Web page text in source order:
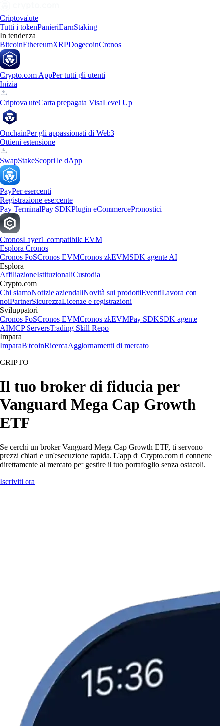
Criptovalute
Tutti i tokenPanieriEarnStaking
In tendenza
BitcoinEthereumXRPDogecoinCronos
Crypto.com AppPer tutti gli utenti
Inizia
CriptovaluteCarta prepagata VisaLevel Up
OnchainPer gli appassionati di Web3
Ottieni estensione
SwapStakeScopri le dApp
PayPer esercenti
Registrazione esercente
Pay TerminalPay SDKPlugin eCommercePronostici
CronosLayer1 compatibile EVM
Esplora Cronos
Cronos PoSCronos EVMCronos zkEVMSDK agente AI
Esplora
AffiliazioneIstituzionaliCustodia
Crypto.com
Chi siamoNotizie aziendaliNovità sui prodottiEventiLavora con
noiPartnerSicurezzaLicenze e registrazioni
Sviluppatori
Cronos PoSCronos EVMCronos zkEVMPay SDKSDK agente
AIMCP ServersTrading Skill Repo
Impara
ImparaBitcoinRicercaAggiornamenti di mercato
CRIPTO
Il tuo broker di fiducia per
Vanguard Mega Cap Growth
ETF
Se cerchi un broker Vanguard Mega Cap Growth ETF, ti servono
prezzi chiari e un'esecuzione rapida. L'app di Crypto.com ti connette
direttamente al mercato per gestire il tuo portafoglio senza ostacoli.
Iscriviti ora